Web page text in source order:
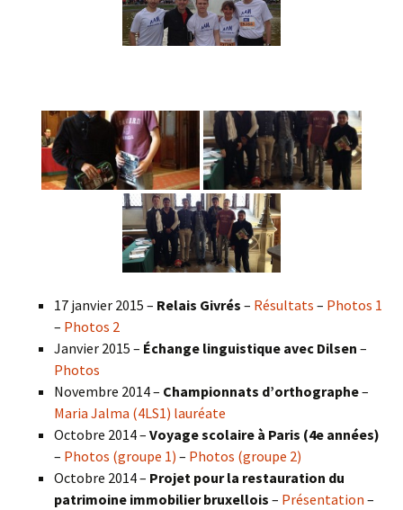
17 janvier 2015 – Relais Givrés – Résultats – Photos 1
– Photos 2
Janvier 2015 – Échange linguistique avec Dilsen –
Photos
Novembre 2014 – Championnats d’orthographe–
Maria Jalma (4LS1) lauréate
Octobre 2014 – Voyage scolaire à Paris (4e années)
– Photos (groupe 1) – Photos (groupe 2)
Octobre 2014 – Projet pour la restauration du
patrimoine immobilier bruxellois – Présentation –